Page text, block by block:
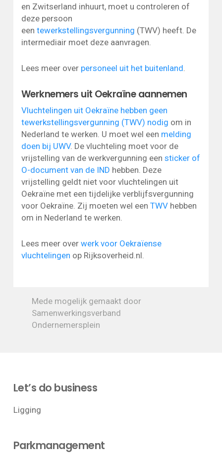
en Zwitserland inhuurt, moet u controleren of
deze persoon
een tewerkstellingsvergunning (TWV) heeft. De
intermediair moet deze aanvragen.
Lees meer over personeel uit het buitenland
Werknemers uit Oekraïne aannemen
Vluchtelingen uit Oekraïne hebben geen
tewerkstellingsvergunning (TWV) nodig om in
Nederland te werken. U moet wel een melding
doen bij UWV. De vluchteling moet voor de
vrijstelling van de werkvergunning een sticker of
O-document van de IND hebben. Deze
vrijstelling geldt niet voor vluchtelingen uit
Oekraïne met een tijdelijke verblijfsvergunning
voor Oekraïne. Zij moeten wel een TWVhebben
om in Nederland te werken.
Lees meer over werk voor Oekraïense
vluchtelingen op Rijksoverheid.nl.
Mede mogelijk gemaakt door
Samenwerkingsverband
Ondernemersplein
Let’s do business
Ligging
Parkmanagement